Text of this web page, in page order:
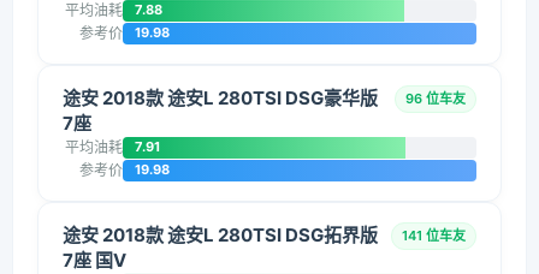
平均油耗 7.88
参考价 19.98
途安 2018款 途安L 280TSI DSG豪华版
7座
96 位车友
平均油耗 7.91
参考价 19.98
途安 2018款 途安L 280TSI DSG拓界版
7座 国V
141 位车友